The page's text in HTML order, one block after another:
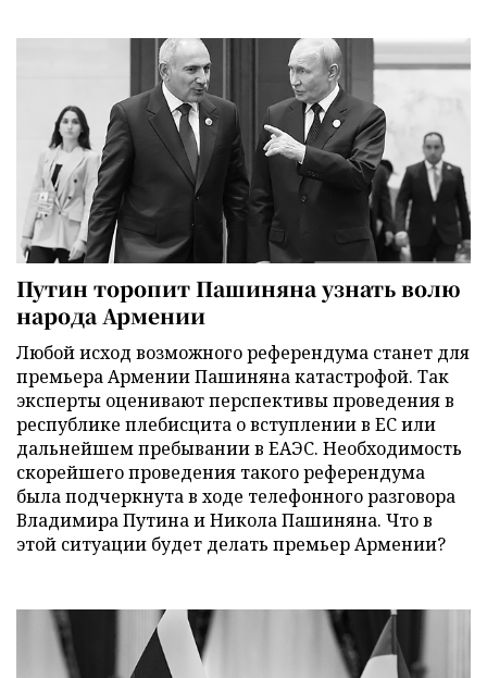
Путин торопит Пашиняна узнать волю
народа Армении
Любой исход возможного референдума станет для
премьера Армении Пашиняна катастрофой. Так
эксперты оценивают перспективы проведения в
республике плебисцита о вступлении в ЕС или
дальнейшем пребывании в ЕАЭС. Необходимость
скорейшего проведения такого референдума
была подчеркнута в ходе телефонного разговора
Владимира Путина и Никола Пашиняна. Что в
этой ситуации будет делать премьер Армении?